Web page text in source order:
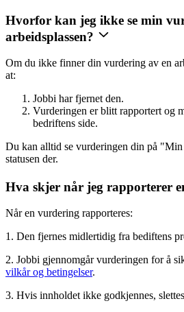
Hvorfor kan jeg ikke se min
arbeidsplassen?
Om du ikke finner din vurdering av en
at:
Jobbi har fjernet den.
Vurderingen er blitt rapportert og
bedriftens side.
Du kan alltid se vurderingen din på
statusen der.
Hva skjer når jeg rapporterer
Når en vurdering rapporteres:
1. Den fjernes midlertidig fra bediftens
2. Jobbi gjennomgår vurderingen for å
vilkår og betingelser.
3. Hvis innholdet ikke godkjennes,